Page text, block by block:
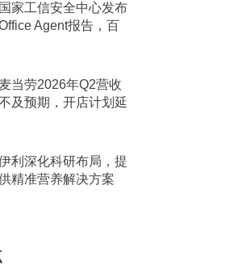
国家工信安全中心发布
Agent报告，百
麦当劳2026年Q2营收
及预期，开店计划延
利深化科研布局，提
精准营养解决方案